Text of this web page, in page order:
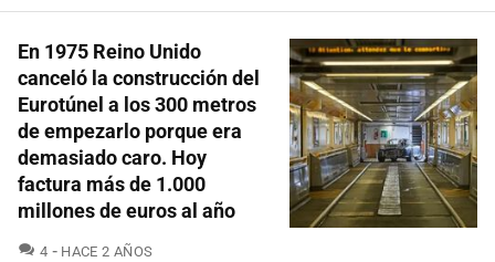
En 1975 Reino Unido
canceló la construcción del
Eurotúnel a los 300 metros
de empezarlo porque era
demasiado caro. Hoy
factura más de 1.000
millones de euros al año
4 COMENTARIOS
HACE 2 AÑOS